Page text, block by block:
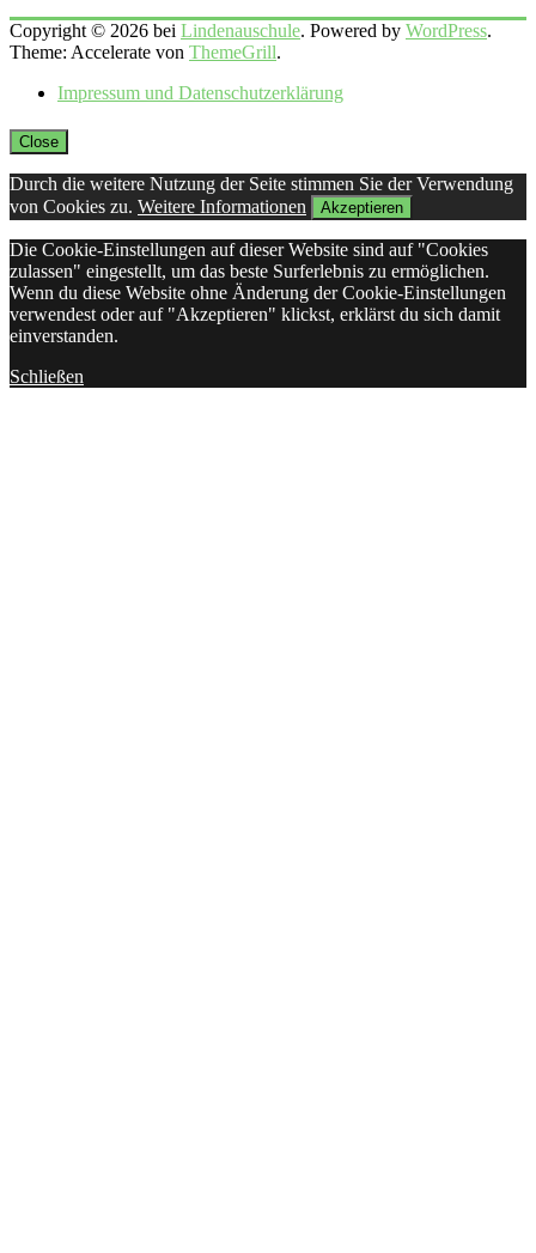
Copyright © 2026 bei Lindenauschule. Powered by WordPress.
Theme: Accelerate von ThemeGrill.
Impressum und Datenschutzerklärung
Close
Durch die weitere Nutzung der Seite stimmen Sie der Verwendung
von Cookies zu. Weitere Informationen Akzeptieren
Die Cookie-Einstellungen auf dieser Website sind auf "Cookies
zulassen" eingestellt, um das beste Surferlebnis zu ermöglichen.
Wenn du diese Website ohne Änderung der Cookie-Einstellungen
verwendest oder auf "Akzeptieren" klickst, erklärst du sich damit
einverstanden.
Schließen